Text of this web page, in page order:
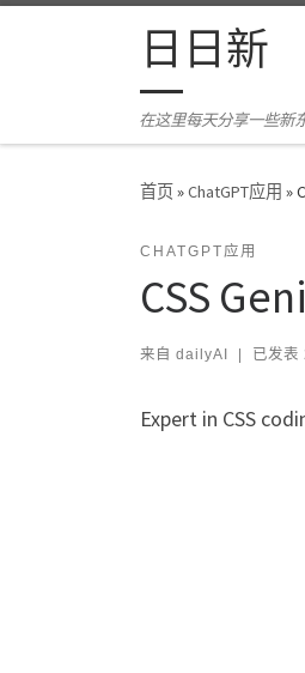
Skip to content日日新
在这里每天分享一些新
首页»ChatGPT应用 »
CHATGPT应用
CSS
来自 dailyAI 已发表
Expert in CSS